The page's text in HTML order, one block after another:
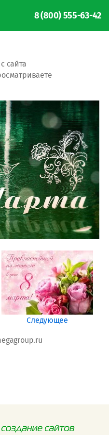
8 (800) 555-63-42
с сайта
Следующее